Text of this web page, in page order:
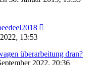
13:53
überarbeitung dran?
2022, 20:36